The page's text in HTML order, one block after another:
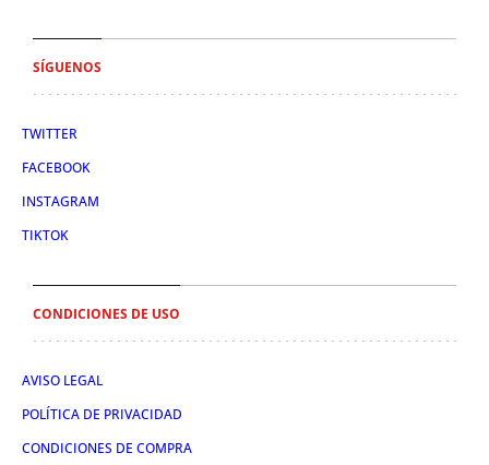
SÍGUENOS
TWITTER
FACEBOOK
INSTAGRAM
TIKTOK
CONDICIONES DE USO
AVISO LEGAL
POLÍTICA DE PRIVACIDAD
CONDICIONES DE COMPRA